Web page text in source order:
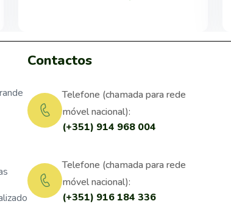
Contactos
(+351) 914 968 004
Telefone (chamada para rede
móvel nacional):
(+351) 916 184 336
Telefone (chamada para rede
móvel nacional):